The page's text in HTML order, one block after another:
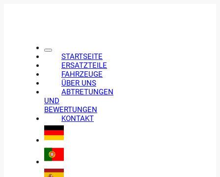
STARTSEITE
ERSATZTEILE
FAHRZEUGE
ÜBER UNS
ABTRETUNGEN
UND
BEWERTUNGEN
KONTAKT